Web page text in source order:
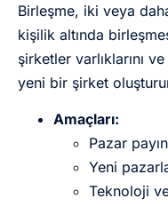
Birleşme, iki veya
kişilik altında
şirketler varlıklarını
yeni bir şirket
Amaçları:
Pazar
Yeni
Teknoloji